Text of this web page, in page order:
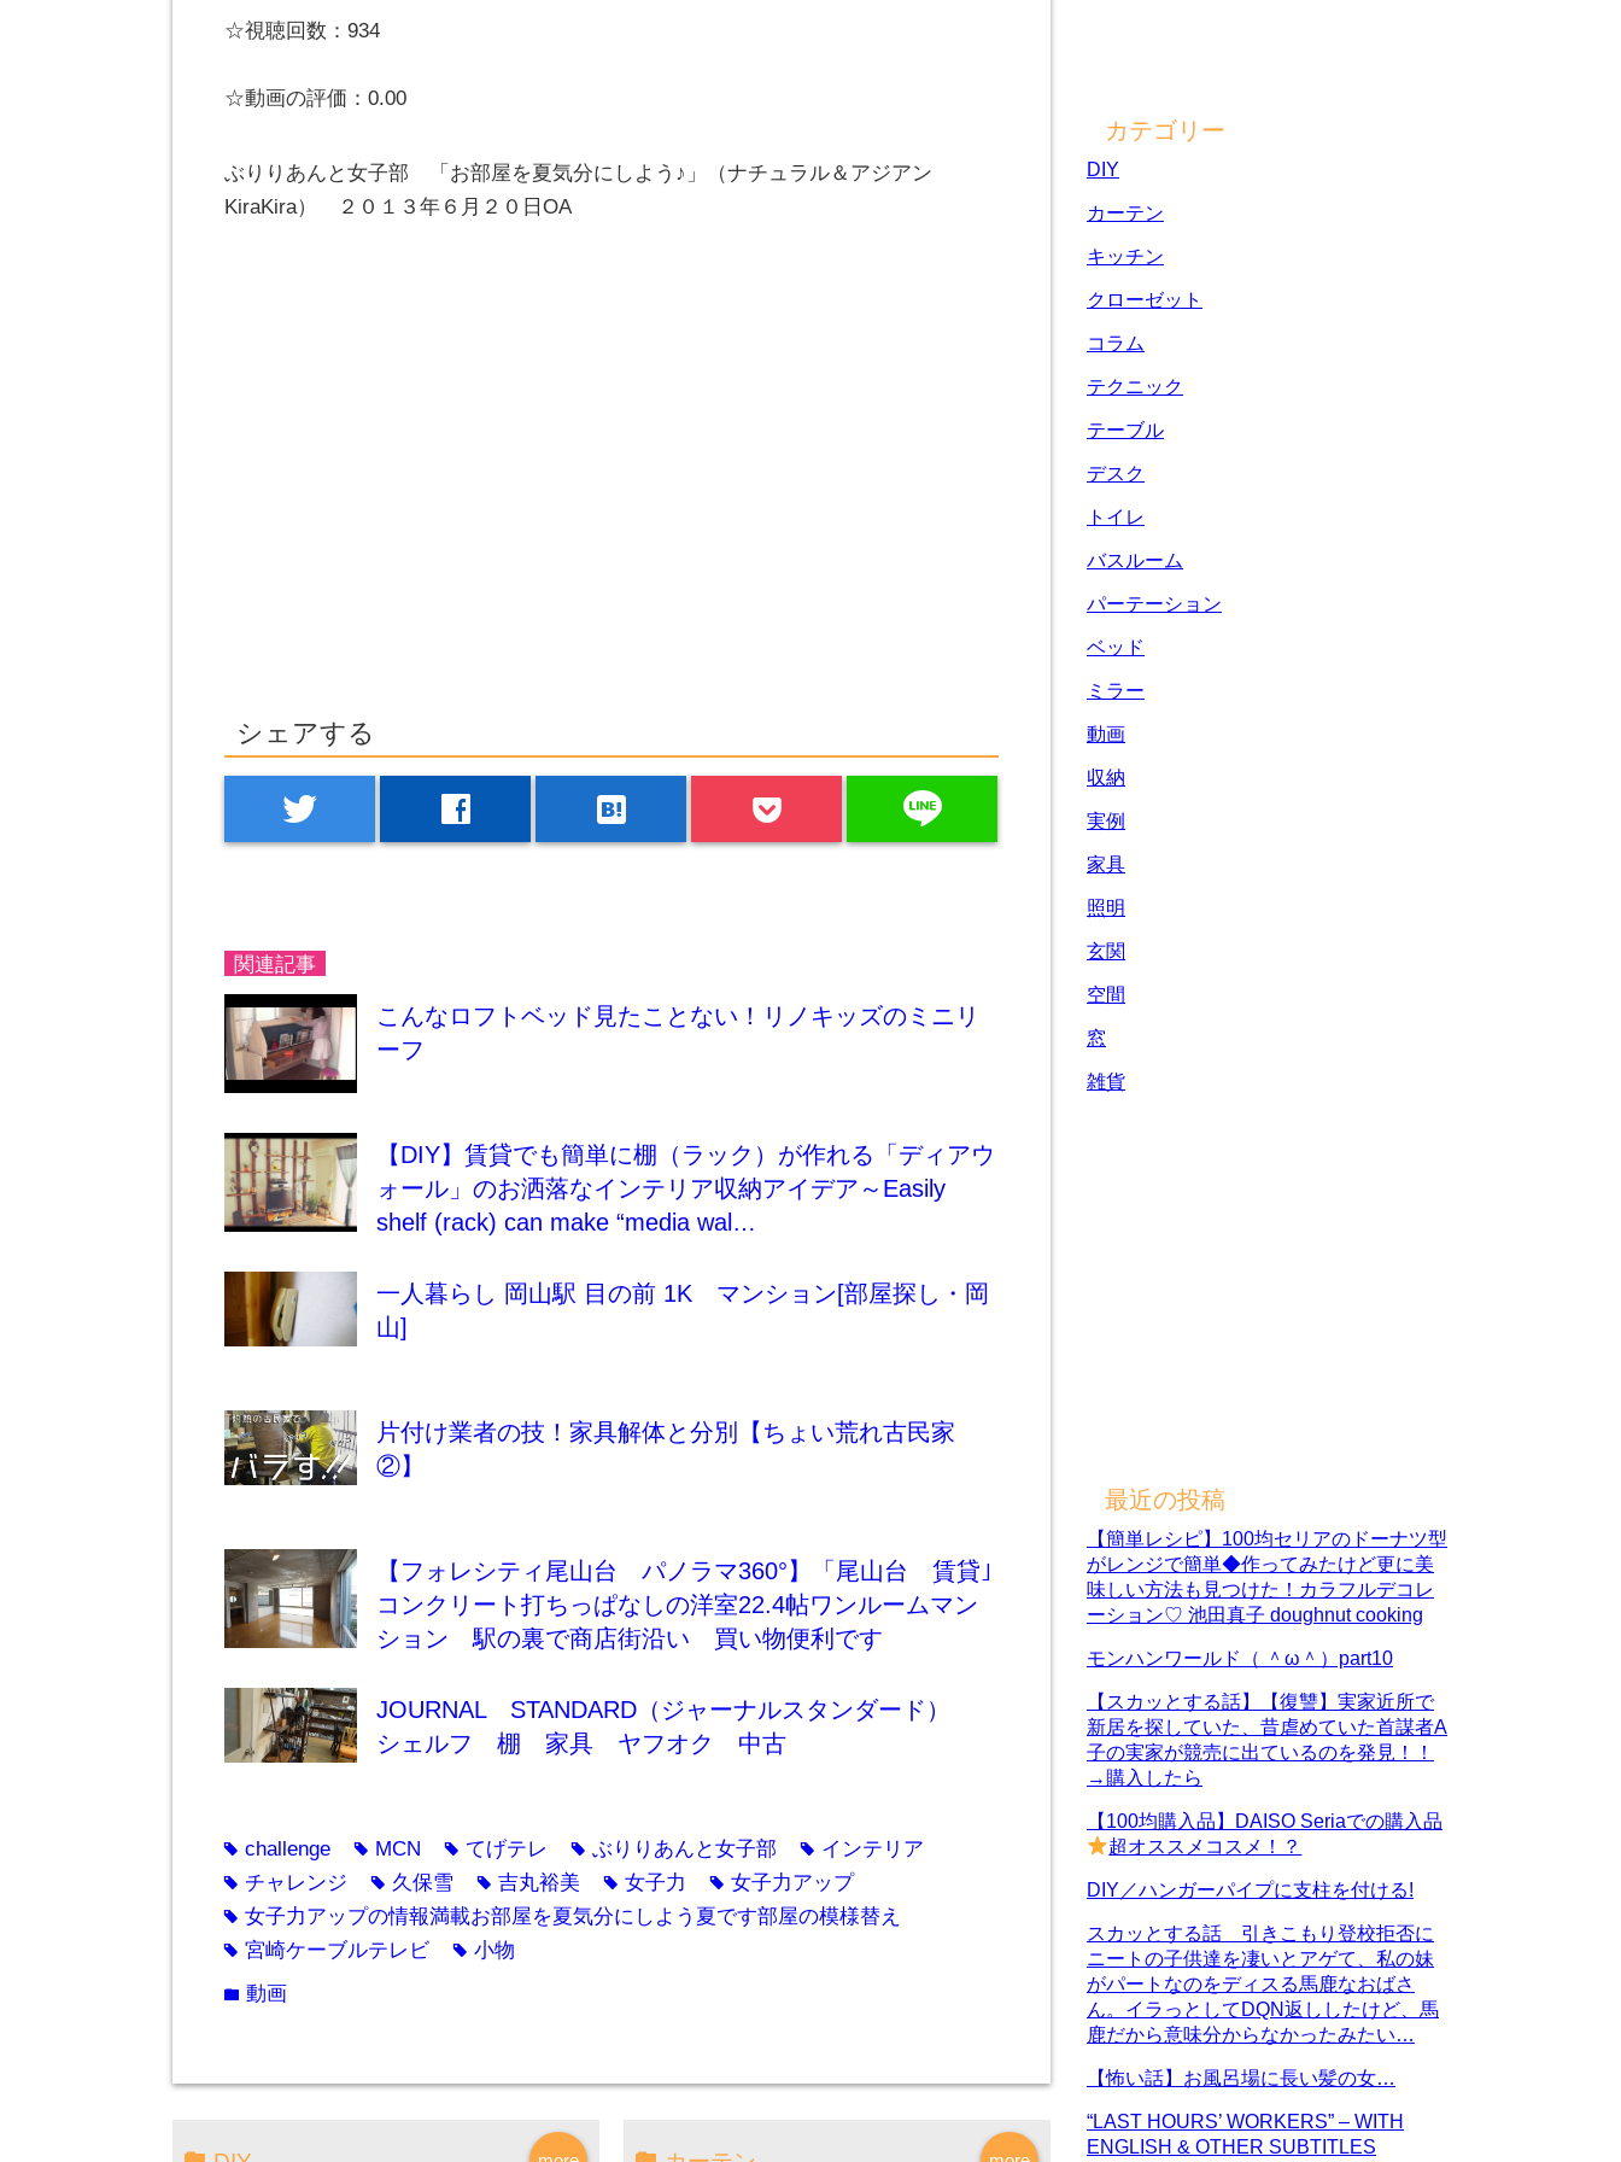
☆視聴回数：934
☆動画の評価：0.00
ぶりりあんと女子部 「お部屋を夏気分にしよう♪」（ナチュラル＆アジアン
KiraKira） ２０１３年６月２０日OA
シェアする
twitter facebook hatenabookmark line
関連記事
こんなロフトベッド見たことない！リノキッズのミニリ
ーフ
【DIY】賃貸でも簡単に棚（ラック）が作れる「ディアウ
ォール」のお洒落なインテリア収納アイデア～Easily
shelf (rack) can make “media wal…
一人暮らし 岡山駅 目の前 1K マンション[部屋探し・岡
山]
片付け業者の技！家具解体と分別【ちょい荒れ古民家
②】
【フォレシティ尾山台 パノラマ360°】「尾山台 賃貸｣
コンクリート打ちっぱなしの洋室22.4帖ワンルームマン
ション 駅の裏で商店街沿い 買い物便利です
JOURNAL STANDARD（ジャーナルスタンダード）
シェルフ 棚 家具 ヤフオク 中古
tag challenge tag MCN tag てげテレ tag ぶりりあんと女子部 tag インテリア
tag チャレンジ tag 久保雪 tag 吉丸裕美 tag 女子力 tag 女子力アップ
tag 女子力アップの情報満載お部屋を夏気分にしよう夏です部屋の模様替え
tag 宮崎ケーブルテレビ tag 小物
folder 動画
カテゴリー
DIY
カーテン
キッチン
クローゼット
コラム
テクニック
テーブル
デスク
トイレ
バスルーム
パーテーション
ベッド
ミラー
動画
収納
実例
家具
照明
玄関
空間
窓
雑貨
最近の投稿
【簡単レシピ】100均セリアのドーナツ型
がレンジで簡単◆作ってみたけど更に美
味しい方法も見つけた！カラフルデコレ
ーション♡ 池田真子 doughnut cooking
モンハンワールド（ ＾ω＾）part10
【スカッとする話】【復讐】実家近所で
新居を探していた、昔虐めていた首謀者A
子の実家が競売に出ているのを発見！！
→購入したら
【100均購入品】DAISO Seriaでの購入品
超オススメコスメ！？
DIY／ハンガーパイプに支柱を付ける!
スカッとする話 引きこもり登校拒否に
ニートの子供達を凄いとアゲて、私の妹
がパートなのをディスる馬鹿なおばさ
ん。イラっとしてDQN返ししたけど、馬
鹿だから意味分からなかったみたい…
【怖い話】お風呂場に長い髪の女…
“LAST HOURS’ WORKERS” – WITH
ENGLISH & OTHER SUBTITLES